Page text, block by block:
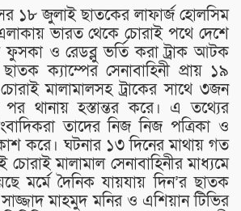
১৮ জুলাই ছাতকের লাফার্জ হোলসিম
ভারত থেকে চোরাই পথে দেশে
ও রেডব্লু ভর্তি করা ট্রাক আটক
ক্যাম্পের সেনাবাহিনী প্রায় ১৯
মালামালসহ ট্রাকের সাথে ৩জন
থানায় হস্তান্তর করে। এ তথ্যের
তাদের নিজ নিজ পত্রিকা ও
করে। ঘটনার ১৩ দিনের মাথায় গত
মালামাল সেনাবাহিনীর মাধ্যমে
মর্মে দৈনিক যায়যায় দিন’র ছাতক
মাহমুদ মনির ও এশিয়ান টিভির